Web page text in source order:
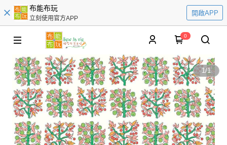
布能布玩
立刻使用官方APP
開啟APP
0
1/1